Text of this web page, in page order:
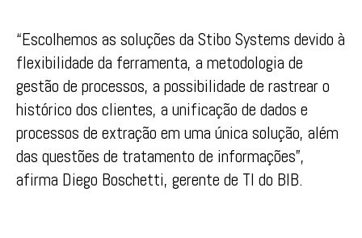
“Escolhemos as soluções da Stibo Systems devido à
flexibilidade da ferramenta, a metodologia de
gestão de processos, a possibilidade de rastrear o
histórico dos clientes, a unificação de dados e
processos de extração em uma única solução, além
das questões de tratamento de informações”,
afirma Diego Boschetti, gerente de TI do BIB.